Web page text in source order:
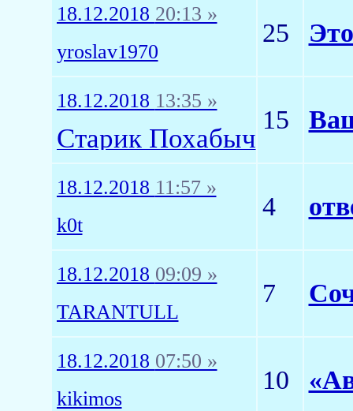
18.12.2018 20:13 »
yroslav1970
25
18.12.2018 13:35 »
Старик Похабыч
15
18.12.2018 11:57 »
k0t
4
18.12.2018 09:09 »
TARANTULL
7
18.12.2018 07:50 »
kikimos
10